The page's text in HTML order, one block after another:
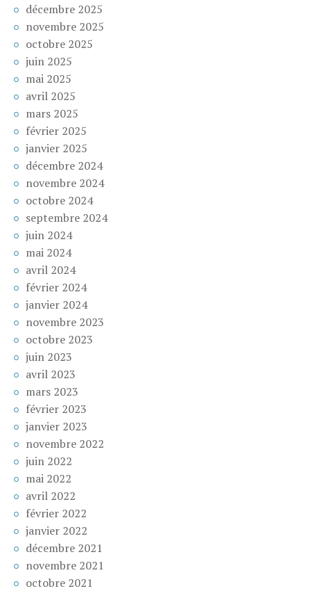
décembre 2025
novembre 2025
octobre 2025
juin 2025
mai 2025
avril 2025
mars 2025
février 2025
janvier 2025
décembre 2024
novembre 2024
octobre 2024
septembre 2024
juin 2024
mai 2024
avril 2024
février 2024
janvier 2024
novembre 2023
octobre 2023
juin 2023
avril 2023
mars 2023
février 2023
janvier 2023
novembre 2022
juin 2022
mai 2022
avril 2022
février 2022
janvier 2022
décembre 2021
novembre 2021
octobre 2021